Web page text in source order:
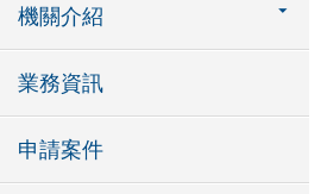
機關介紹
業務資訊
申請案件